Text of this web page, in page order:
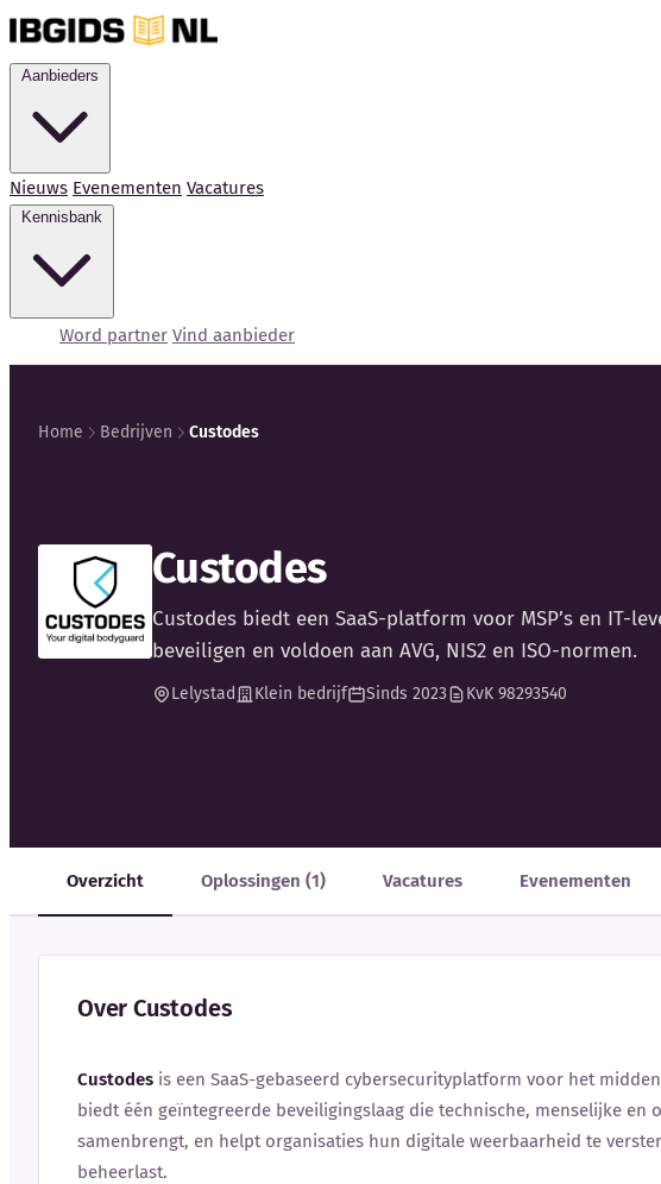
Nieuws Evenementen Vacatures
Word partner Vind aanbieder
Home Bedrijven Custodes
Custodes
Custodes biedt een SaaS-platform voor MSP’s en IT-
beveiligen en voldoen aan AVG, NIS2 en ISO-normen.
Lelystad Klein bedrijf Sinds 2023 KvK 98293540
Overzicht Oplossingen (1) Vacatures Evenementen
Over Custodes
Custodes is een SaaS-gebaseerd cybersecurityplatform voor het
biedt één geïntegreerde beveiligingslaag die technische, menselijke en
samenbrengt, en helpt organisaties hun digitale weerbaarheid te
beheerlast.